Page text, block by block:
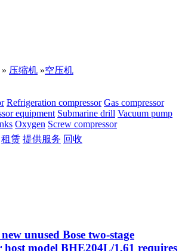
» 压缩机 »空压机
Refrigeration compressor Gas compressor
equipment Submarine drill Vacuum pump
Oxygen Screw compressor
租赁 提供服务 回收
unused Bose two-stage
host model BHE204L/1.61 requires